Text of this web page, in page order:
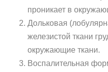
проникает в
Дольковая
железистой ткани
окружающие ткани.
Воспалительная